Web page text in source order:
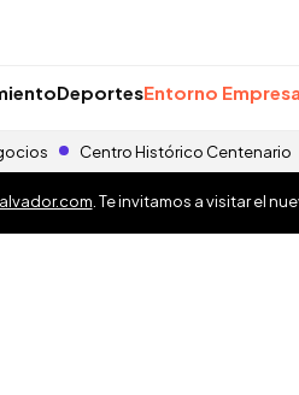
DeportesEntorno
Centro Histórico Centenario
. Te invitamos a visitar el